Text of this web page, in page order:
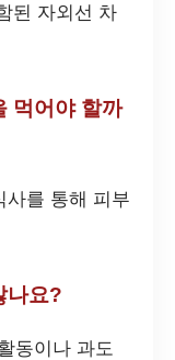
된 자외선 차
먹어야 할까
사를 통해 피부
나요?
동이나 과도